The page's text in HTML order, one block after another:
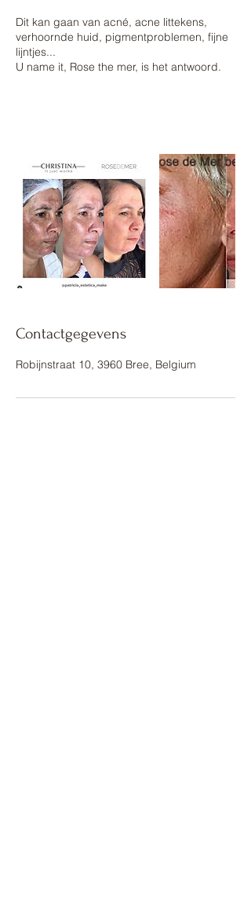
Dit kan gaan van acné, acne littekens,
verhoornde huid, pigmentproblemen, fijne
lijntjes...
U name it, Rose the mer, is het antwoord.
Contactgegevens
Robijnstraat 10, 3960 Bree, Belgium